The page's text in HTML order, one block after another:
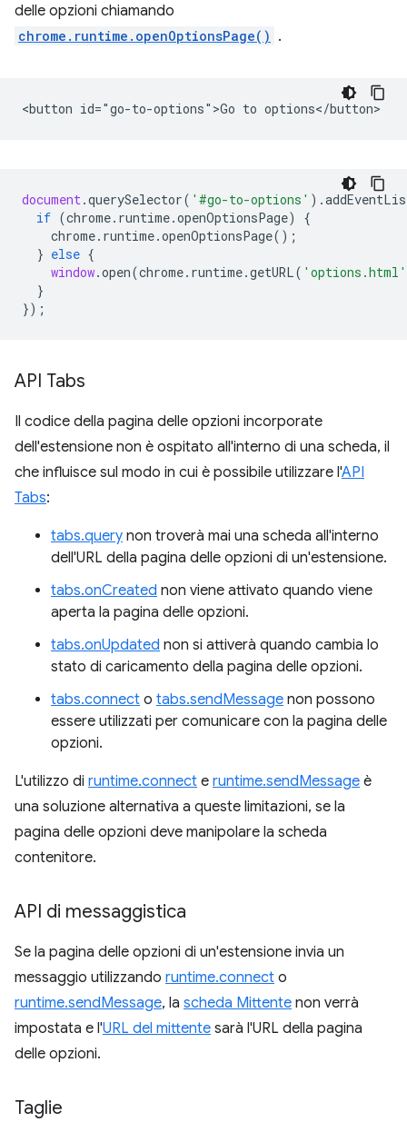
delle opzioni chiamando
chrome.runtime.openOptionsPage() .
document .querySelector( '#go-to-options' ).
if (chrome. runtime.openOptionsPage)
{
chrome. runtime.openOptionsPage();
} else {
window.open(chrome. runtime.getURL( 'options.html'
}
});
API Tabs
Il codice della pagina delle opzioni incorporate
dell'estensione non è ospitato all'interno di una scheda, il
che influisce sul modo in cui è possibile utilizzare l'API
Tabs:
tabs.query non troverà mai una scheda all'interno
dell'URL della pagina delle opzioni di un'estensione.
tabs.onCreated non viene attivato quando viene
aperta la pagina delle opzioni.
tabs.onUpdated non si attiverà quando cambia lo
stato di caricamento della pagina delle opzioni.
tabs.connect o tabs.sendMessage non possono
essere utilizzati per comunicare con la pagina delle
opzioni.
L'utilizzo di runtime.connect e runtime.sendMessage è
una soluzione alternativa a queste limitazioni, se la
pagina delle opzioni deve manipolare la scheda
contenitore.
API di messaggistica
Se la pagina delle opzioni di un'estensione invia un
messaggio utilizzando runtime.connect o
runtime.sendMessage, la scheda Mittente non verrà
impostata e l'URL del mittente sarà l'URL della pagina
delle opzioni.
Taglie